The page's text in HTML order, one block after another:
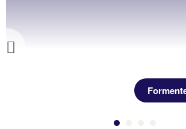
Previous